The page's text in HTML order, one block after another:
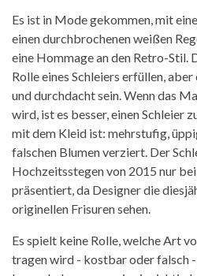
Es ist in Mode gekommen, mit
einen durchbrochenen weißen
eine Hommage an den Retro-Stil.
Rolle eines Schleiers erfüllen,
und durchdacht sein. Wenn das
wird, ist es besser, einen Schleier
mit dem Kleid ist: mehrstufig,
falschen Blumen verziert. Der
Hochzeitsstegen von 2015 nur
präsentiert, da Designer die
originellen Frisuren sehen.
Es spielt keine Rolle, welche Art
tragen wird - kostbar oder falsch